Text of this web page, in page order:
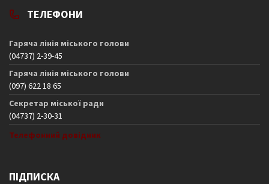
ТЕЛЕФОНИ
Гаряча лінія міського голови
(04737) 2-39-45
Гаряча лінія міського голови
(097) 622 18 65
Секретар міської ради
(04737) 2-30-31
Телефонний довідник
ПІДПИСКА